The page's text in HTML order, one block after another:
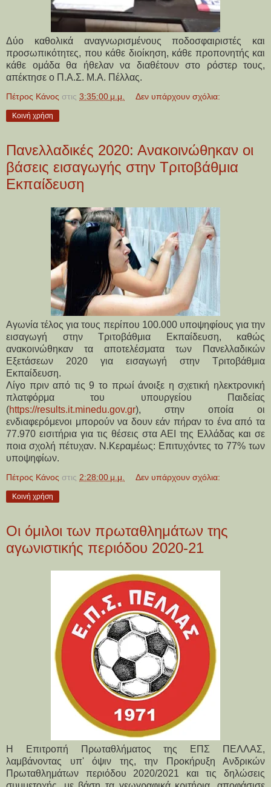
Δύο καθολικά αναγνωρισμένους ποδοσφαιριστές και
προσωπικότητες, που κάθε διοίκηση, κάθε προπονητής και
κάθε ομάδα θα ήθελαν να διαθέτουν στο ρόστερ τους,
απέκτησε ο Π.Α.Σ. Μ.Α. Πέλλας.
Πέτρος Κάνος στις 3:35:00 μ.μ. Δεν υπάρχουν σχόλια:
Κοινή χρήση
Πανελλαδικές 2020: Ανακοινώθηκαν οι
βάσεις εισαγωγής στην Τριτοβάθμια
Εκπαίδευση
Αγωνία τέλος για τους περίπου 100.000 υποψηφίους για την
εισαγωγή στην Τριτοβάθμια Εκπαίδευση, καθώς
ανακοινώθηκαν τα αποτελέσματα των Πανελλαδικών
Εξετάσεων 2020 για εισαγωγή στην Τριτοβάθμια
Εκπαίδευση.
Λίγο πριν από τις 9 το πρωί άνοιξε η σχετική ηλεκτρονική
πλατφόρμα του υπουργείου Παιδείας
(https://results.it.minedu.gov.gr), στην οποία οι
ενδιαφερόμενοι μπορούν να δουν εάν πήραν το ένα από τα
77.970 εισιτήρια για τις θέσεις στα ΑΕΙ της Ελλάδας και σε
ποια σχολή πέτυχαν. Ν.Κεραμέως: Επιτυχόντες το 77% των
υποψηφίων.
Πέτρος Κάνος στις 2:28:00 μ.μ. Δεν υπάρχουν σχόλια:
Κοινή χρήση
Οι όμιλοι των πρωταθλημάτων της
αγωνιστικής περιόδου 2020-21
Η Επιτροπή Πρωταθλήματος της ΕΠΣ ΠΕΛΛΑΣ,
λαμβάνοντας υπ' όψιν της, την Προκήρυξη Ανδρικών
Πρωταθλημάτων περιόδου 2020/2021 και τις δηλώσεις